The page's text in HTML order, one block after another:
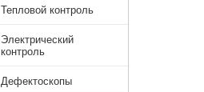
Тепловой контроль
Электрический
контроль
Дефектоскопы